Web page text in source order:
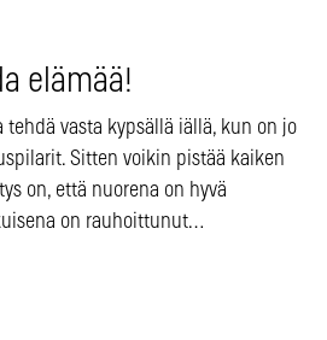
elämää!
tehdä vasta kypsällä iällä, kun on jo
Sitten voikin pistää kaiken
on, että nuorena on hyvä
on rauhoittunut…